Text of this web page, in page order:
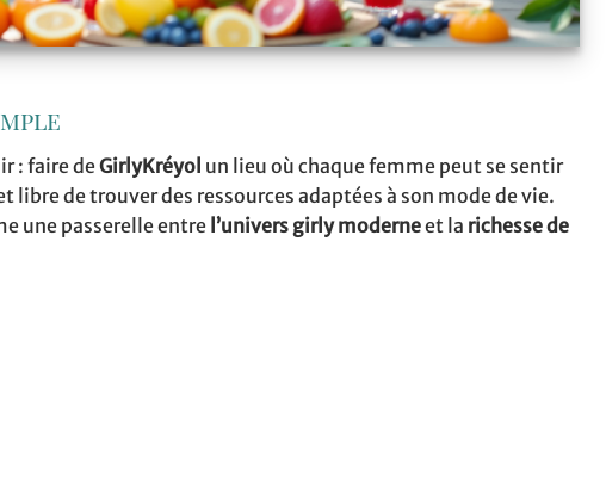
: faire deGirlyKréyol un lieu où chaque femme peut se sentir
libre de trouver des ressources adaptées à son mode de vie.
une passerelle entre l’univers girly moderneet la richesse de